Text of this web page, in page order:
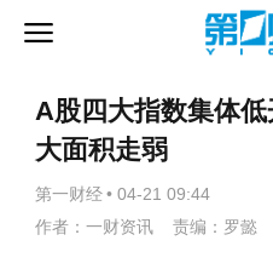
A股四大指数集体
大面积走弱
第一财经 • 04-21 09:44
作者：一财资讯 责编：罗懿